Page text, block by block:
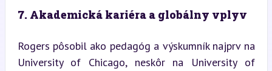
7. Akademická kariéra a globálny vplyv
Rogers pôsobil ako pedagóg a výskumník najprv na
University of Chicago, neskôr na University of